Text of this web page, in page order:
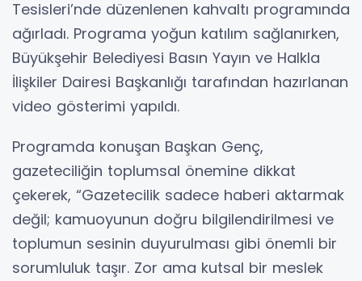
Tesisleri’nde düzenlenen kahvaltı programında
ağırladı. Programa yoğun katılım sağlanırken,
Büyükşehir Belediyesi Basın Yayın ve Halkla
İlişkiler Dairesi Başkanlığı tarafından hazırlanan
video gösterimi yapıldı.
Programda konuşan Başkan Genç,
gazeteciliğin toplumsal önemine dikkat
çekerek, “Gazetecilik sadece haberi aktarmak
değil; kamuoyunun doğru bilgilendirilmesi ve
toplumun sesinin duyurulması gibi önemli bir
sorumluluk taşır. Zor ama kutsal bir meslek